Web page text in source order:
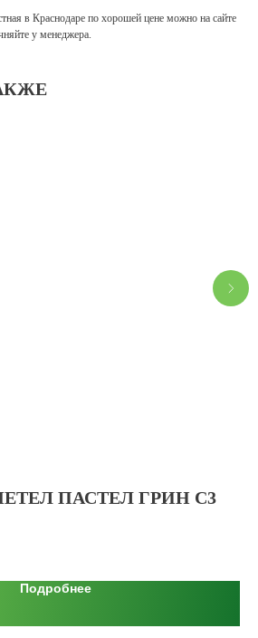
в Краснодаре по хорошей цене можно на сайте
у менеджера.
ПАСТЕЛ ГРИН С3
Подробнее